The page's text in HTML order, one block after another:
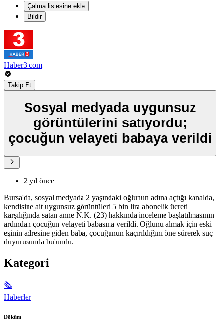
Çalma listesine ekle
Bildir
Haber3.com
Takip Et
Sosyal medyada uygunsuz
görüntülerini satıyordu;
çocuğun velayeti babaya verildi
2 yıl önce
Bursa'da, sosyal medyada 2 yaşındaki oğlunun adına açtığı kanalda,
kendisine ait uygunsuz görüntüleri 5 bin lira abonelik ücreti
karşılığında satan anne N.K. (23) hakkında inceleme başlatılmasının
ardından çocuğun velayeti babasına verildi. Oğlunu almak için eski
eşinin adresine giden baba, çocuğunun kaçırıldığını öne sürerek suç
duyurusunda bulundu.
Kategori
🗞
Haberler
Döküm